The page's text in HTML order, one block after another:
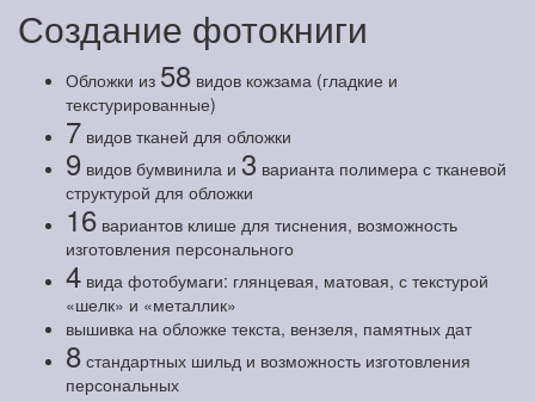
Создание фотокниги
Обложки из 58 видов кожзама (гладкие и
текстурированные)
7 видов тканей для обложки
9 видов бумвинила и 3 варианта полимера с тканевой
структурой для обложки
16 вариантов клише для тиснения, возможность
изготовления персонального
4 вида фотобумаги: глянцевая, матовая, с текстурой
«шелк» и «металлик»
вышивка на обложке текста, вензеля, памятных дат
8 стандартных шильд и возможность изготовления
персональных